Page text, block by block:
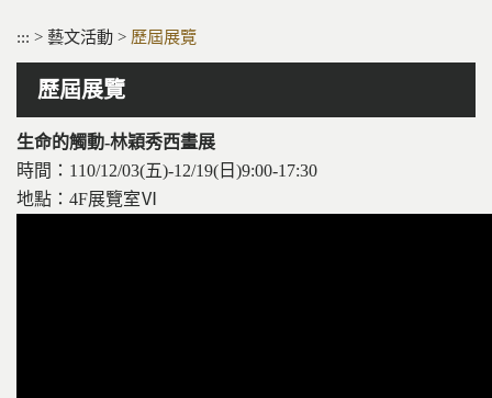
::: > 藝文活動 > 歷屆展覽
歷屆展覽
生命的觸動-林穎秀西畫展
時間：110/12/03(五)-12/19(日)9:00-17:30
地點：4F展覽室Ⅵ